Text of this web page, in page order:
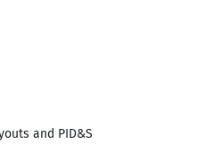
and PID&S